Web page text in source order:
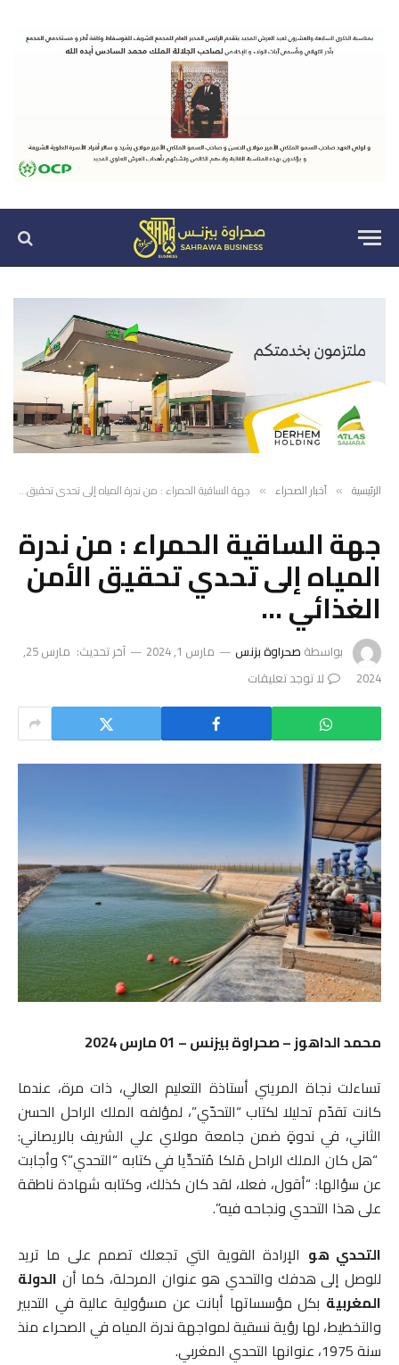
الرئيسية » أخبار الصحراء » جهة الساقية الحمراء : من ندرة المياه إلى تحدي تحقيق الأمن الغذائي …
جهة الساقية الحمراء : من ندرة
المياه إلى تحدي تحقيق الأمن
الغذائي …
بواسطة صحراوة بزنس مارس 1, 2024 آخر تحديث:
مارس 25,
2024
لا توجد تعليقات
محمد الداهوز – صحراوة بيزنس – 01 مارس 2024
تساءلت نجاة المريني أستاذة التعليم العالي، ذات مرة، عندما
كانت تقدّم تحليلا لكتاب “التحدّي”، لمؤلفه الملك الراحل الحسن
الثاني، في ندوةٍ ضمن جامعة مولاي علي الشريف بالريصاني:
“هل كان الملك الراحل مَلكا مُتحدِّيا في كتابه “التحدي”؟ وأجابت
عن سؤالها: “أقول، فعلا، لقد كان كذلك، وكتابه شهادة ناطقة
على هذا التحدي ونجاحه فيه”.
التحدي هو الإرادة القوية التي تجعلك تصمم على ما تريد
للوصل إلى هدفك والتحدي هو عنوان المرحلة، كما أن الدولة
المغربية بكل مؤسساتها أبانت عن مسؤولية عالية في التدبير
والتخطيط، لها رؤية نسقية لمواجهة ندرة المياه في الصحراء منذ
سنة 1975، عنوانها التحدي المغربي.